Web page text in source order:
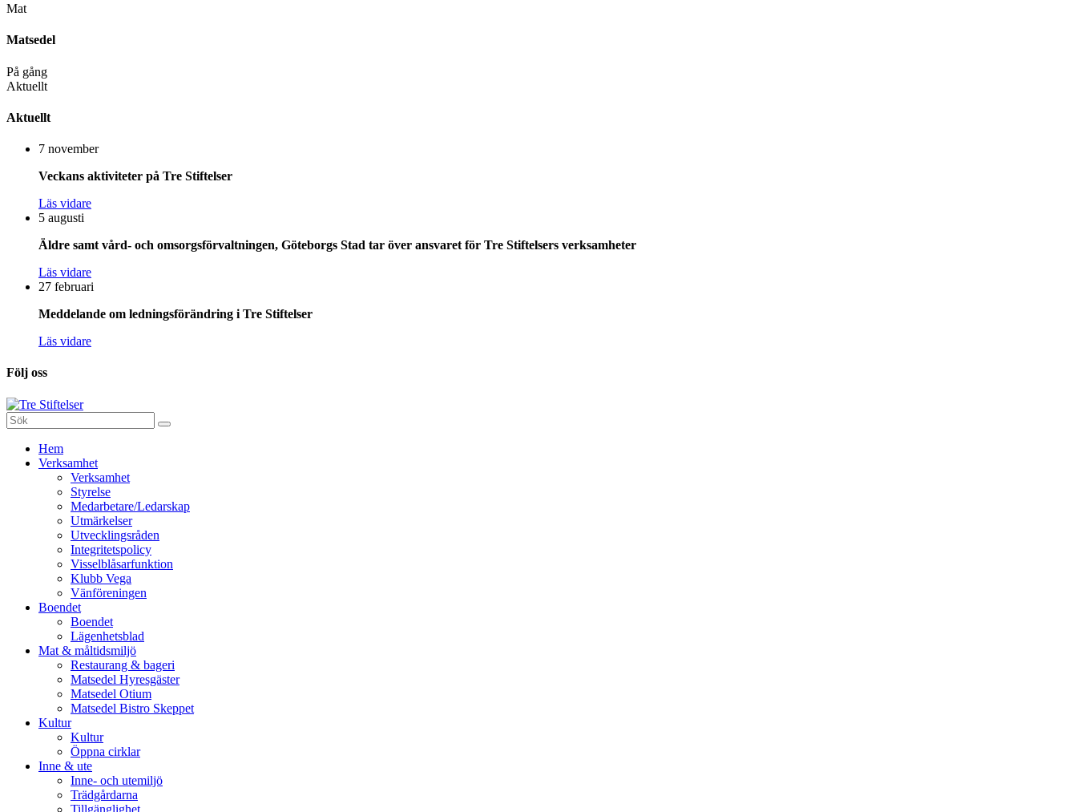
Mat
Matsedel
På gång
Aktuellt
Aktuellt
7 november
Veckans aktiviteter på Tre Stiftelser
Läs vidare
5 augusti
Äldre samt vård- och omsorgsförvaltningen, Göteborgs Stad tar över ansvaret för Tre Stiftelsers verksamheter
Läs vidare
27 februari
Meddelande om ledningsförändring i Tre Stiftelser
Läs vidare
Följ oss
Sök
efter:
vidare
Hem
Verksamhet
Verksamhet
Styrelse
Medarbetare/Ledarskap
Utmärkelser
Utvecklingsråden
Integritetspolicy
Visselblåsarfunktion
Klubb Vega
Vänföreningen
Boendet
Boendet
Lägenhetsblad
Mat & måltidsmiljö
Restaurang & bageri
Matsedel Hyresgäster
Matsedel Otium
Matsedel Bistro Skeppet
Kultur
Kultur
Öppna cirklar
Inne & ute
Inne- och utemiljö
Trädgårdarna
Tillgänglighet